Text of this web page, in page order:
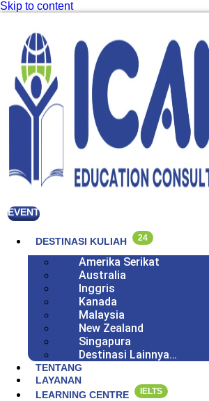
Skip to content
EVENT
DESTINASI KULIAH 24
Amerika Serikat
Australia
Inggris
Kanada
Malaysia
New Zealand
Singapura
Destinasi Lainnya…
TENTANG
LAYANAN
LEARNING CENTRE
IELTS